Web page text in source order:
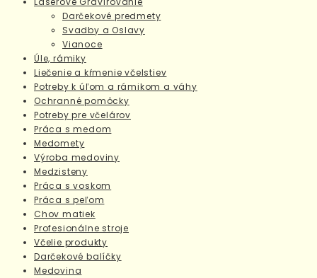
Darčekové predmety
Svadby a Oslavy
Vianoce
Úle, rámiky
Liečenie a kŕmenie včelstiev
Potreby k úľom a rámikom a váhy
Ochranné pomôcky
Potreby pre včelárov
Práca s medom
Medomety
Výroba medoviny
Medzisteny
Práca s voskom
Práca s peľom
Chov matiek
Profesionálne stroje
Včelie produkty
Darčekové balíčky
Medovina